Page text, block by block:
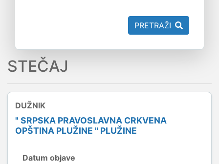
PRETRAŽI
STEČAJ
DUŽNIK
" SRPSKA PRAVOSLAVNA CRKVENA
OPŠTINA PLUŽINE " PLUŽINE
Datum objave